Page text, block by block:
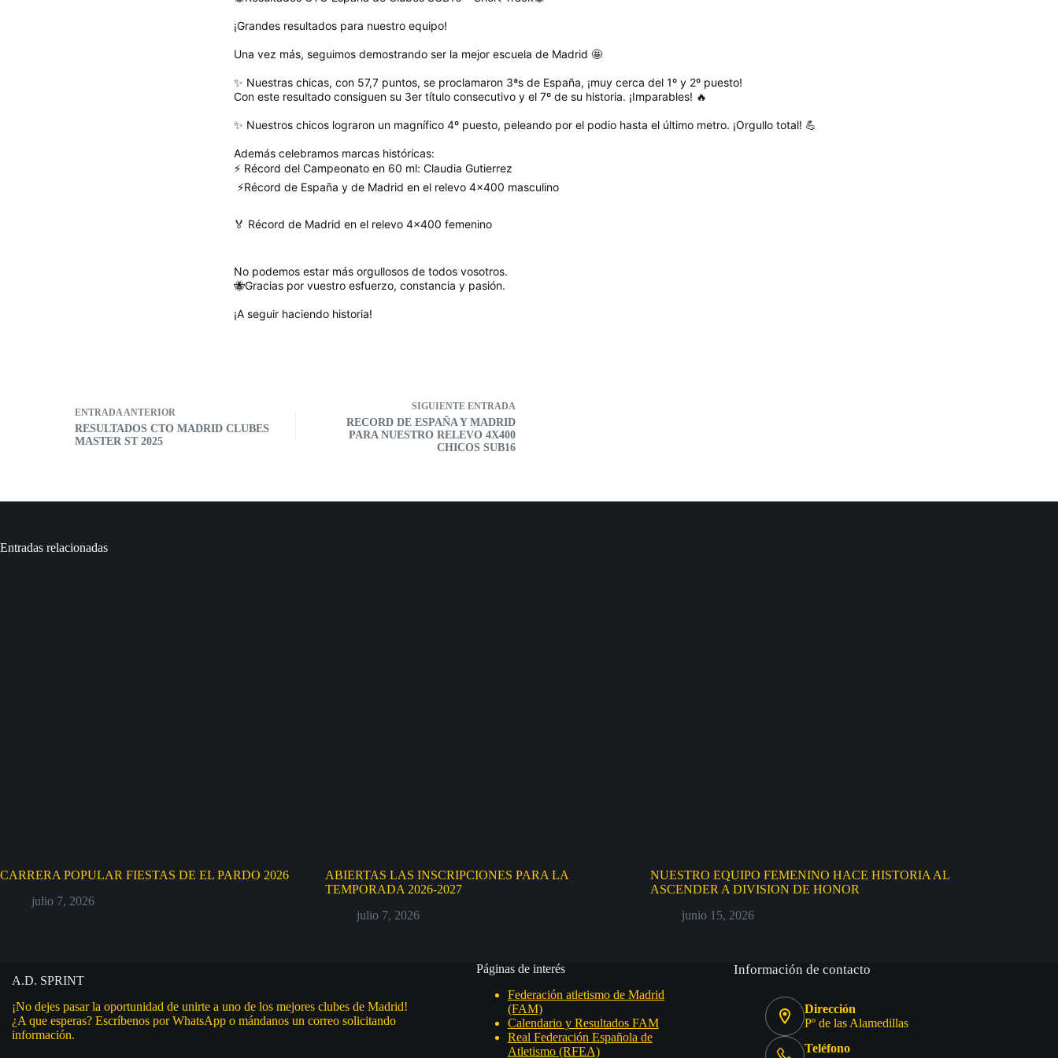
¡Grandes resultados para nuestro equipo!
Una vez más, seguimos demostrando ser la mejor escuela de Madrid 🤩
✨ Nuestras chicas, con 57,7 puntos, se proclamaron 3ªs de España, ¡muy cerca del 1º y 2º puesto!
Con este resultado consiguen su 3er título consecutivo y el 7º de su historia. ¡Imparables! 🔥
✨ Nuestros chicos lograron un magnífico 4º puesto, peleando por el podio hasta el último metro. ¡Orgullo total! 💪
Además celebramos marcas históricas:
⚡ Récord del Campeonato en 60 ml: Claudia Gutierrez
⚡Récord de España y de Madrid en el relevo 4×400 masculino
🏅 Récord de Madrid en el relevo 4×400 femenino
No podemos estar más orgullosos de todos vosotros.
🐝Gracias por vuestro esfuerzo, constancia y pasión.
¡A seguir haciendo historia!
ENTRADAANTERIOR
RESULTADOS CTO MADRID CLUBES
MASTER ST 2025
SIGUIENTE ENTRADA
RECORD DE ESPAÑA Y MADRID
PARA NUESTRO RELEVO 4X400
CHICOS SUB16
Entradas relacionadas
CARRERA POPULAR FIESTAS DE EL PARDO 2026
julio 7, 2026
ABIERTAS LAS INSCRIPCIONES PARA LA
TEMPORADA 2026-2027
julio 7, 2026
NUESTRO EQUIPO FEMENINO HACE HISTORIA AL
ASCENDER A DIVISION DE HONOR
junio 15, 2026
A.D. SPRINT
¡No dejes pasar la oportunidad de unirte a uno de los mejores clubes de Madrid!
¿A que esperas? Escríbenos por WhatsApp o mándanos un correo solicitando
información.
Páginas de interés
Federación atletismo de Madrid
(FAM)
Calendario y Resultados FAM
Real Federación Española de
Atletismo (RFEA)
Información de contacto
Dirección
Pº de las Alamedillas
Teléfono